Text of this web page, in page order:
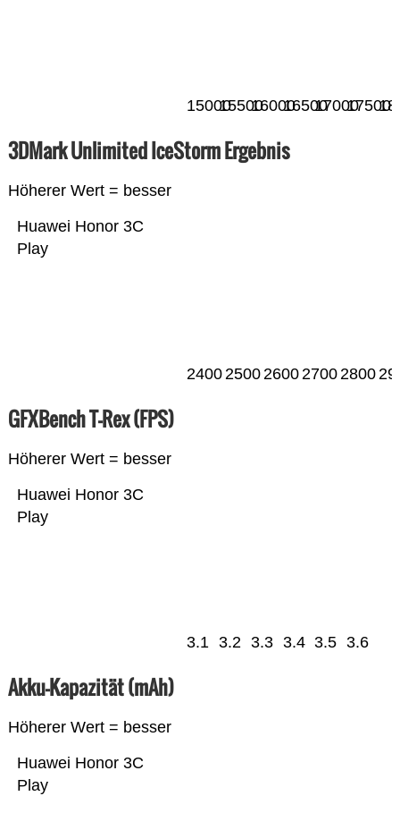
150001550016000165001700017500
3DMark Unlimited IceStorm Ergebnis
Höherer Wert = besser
Huawei Honor 3C
Play
24002500260027002800
GFXBench T-Rex (FPS)
Höherer Wert = besser
Huawei Honor 3C
Play
3.1 3.2 3.3 3.4 3.5 3.6
Akku-Kapazität (mAh)
Höherer Wert = besser
Huawei Honor 3C
Play